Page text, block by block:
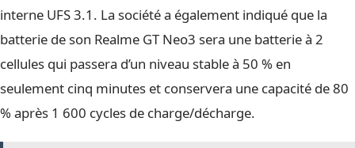
interne UFS 3.1. La société a également indiqué que la
batterie de son Realme GT Neo3 sera une batterie à 2
cellules qui passera d’un niveau stable à 50 % en
seulement cinq minutes et conservera une capacité de 80
% après 1 600 cycles de charge/décharge.